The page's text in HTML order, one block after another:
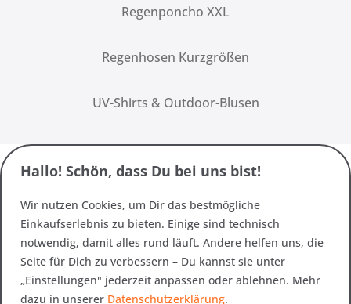
Regenponcho XXL
Regenhosen Kurzgrößen
UV-Shirts & Outdoor-Blusen
Hallo! Schön, dass Du bei uns bist!
Wir nutzen Cookies, um Dir das bestmögliche
Einkaufserlebnis zu bieten. Einige sind technisch
notwendig, damit alles rund läuft. Andere helfen uns, die
Seite für Dich zu verbessern – Du kannst sie unter
„Einstellungen" jederzeit anpassen oder ablehnen. Mehr
dazu in unserer Datenschutzerklärung.